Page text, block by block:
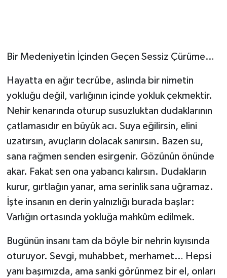
Bir Medeniyetin İçinden Geçen Sessiz Çürüme…
Hayatta en ağır tecrübe, aslında bir nimetin
yokluğu değil, varlığının içinde yokluk çekmektir.
Nehir kenarında oturup susuzluktan dudaklarının
çatlamasıdır en büyük acı. Suya eğilirsin, elini
uzatırsın, avuçların dolacak sanırsın. Bazen su,
sana rağmen senden esirgenir. Gözünün önünde
akar. Fakat sen ona yabancı kalırsın. Dudakların
kurur, gırtlağın yanar, ama serinlik sana uğramaz.
İşte insanın en derin yalnızlığı burada başlar:
Varlığın ortasında yokluğa mahkûm edilmek.
Bugünün insanı tam da böyle bir nehrin kıyısında
oturuyor. Sevgi, muhabbet, merhamet… Hepsi
yanı başımızda, ama sanki görünmez bir el, onları